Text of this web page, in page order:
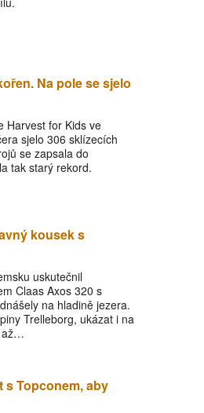
Na pole se sjelo
Harvest for Kids ve
sjelo 306 sklízecích
se zapsala do
tak starý rekord.
kousek s
uskutečnil
Claas Axos 320 s
na hladině jezera.
Trelleborg, ukázat i na
až…
Topconem, aby